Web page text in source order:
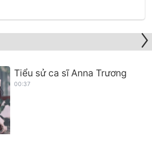
Tiểu sử ca sĩ Anna Trương
00:37